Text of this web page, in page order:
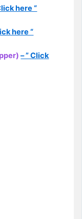
here “
here “
– ” Click